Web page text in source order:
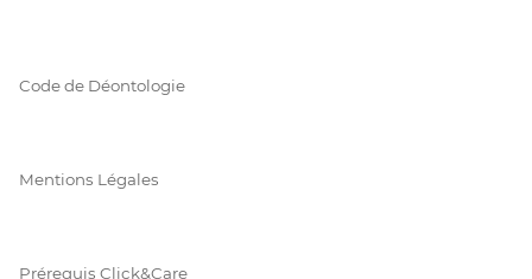
Code de Déontologie
Mentions Légales
Prérequis Click&Care